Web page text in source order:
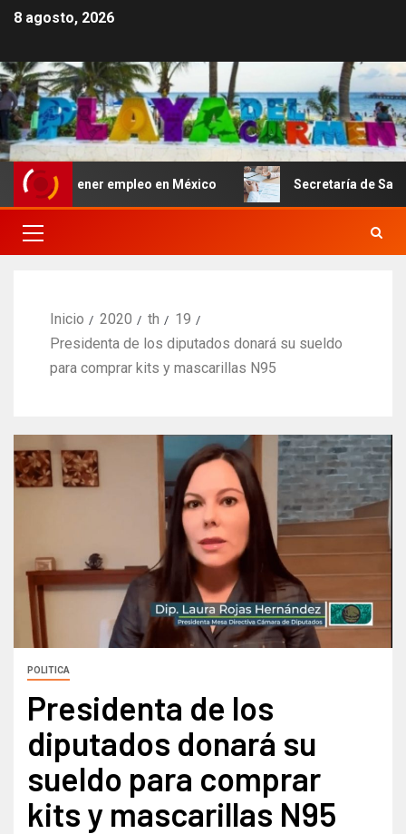
8 agosto, 2026
empleo en México Secretaría de Salud
Inicio 2020 th
19
Presidenta de los diputados donará su sueldo
para comprar kits y mascarillas N95
POLITICA
Presidenta de los
diputados donará su
sueldo para comprar
kits y mascarillas N95